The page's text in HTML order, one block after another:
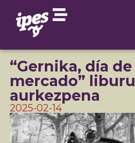
“Gernika, día de
mercado” liburu
aurkezpena
2025-02-14